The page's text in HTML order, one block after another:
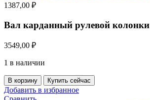
1387,00 ₽
Вал карданный рулевой колонки
3549,00 ₽
1 в наличии
Количество
товара
Вал
В корзину Купить сейчас
Добавить в избранное